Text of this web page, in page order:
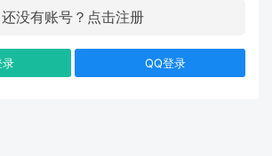
还没有账号？点击注册
录 QQ登录